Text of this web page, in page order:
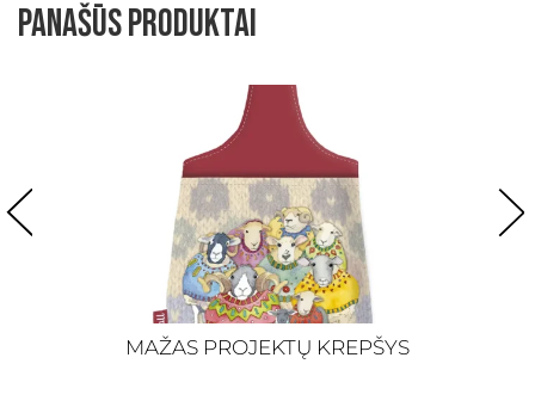
Panašūs produktai
MAŽAS PROJEKTŲ KREPŠYS